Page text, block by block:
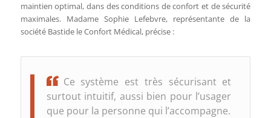
maintien optimal, dans des conditions de confort et de sécurité
maximales. Madame Sophie Lefebvre, représentante de la
société Bastide le Confort Médical, précise :
Ce système est très sécurisant et
surtout intuitif, aussi bien pour l’usager
que pour la personne qui l’accompagne.